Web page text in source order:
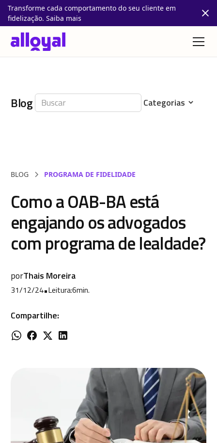
Transforme cada comportamento do seu cliente em
fidelização. Saiba mais
Blog
BLOG PROGRAMA DE FIDELIDADE
Como a OAB-BA está
engajando os advogados
com programa de lealdade?
porThais Moreira
31/12/24•Leitura:6min.
Compartilhe: